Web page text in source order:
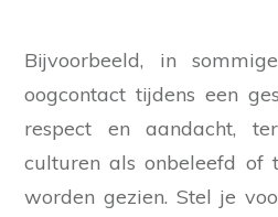
Bijvoorbeeld, in
oogcontact tijdens een
respect en aandacht,
culturen als onbeleefd of
worden gezien. Stel je